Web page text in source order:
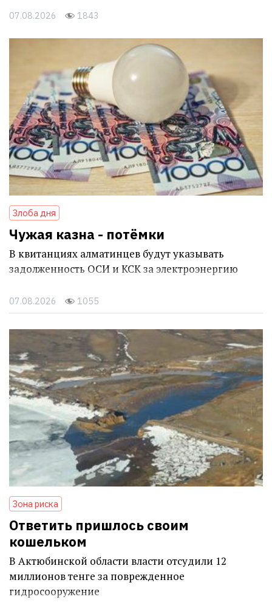
07.08.2026 1843
Злоба дня
Чужая казна - потёмки
В квитанциях алматинцев будут указывать
задолженность ОСИ и КСК за электроэнергию
07.08.2026 1055
Зона риска
Ответить пришлось своим
кошельком
В Актюбинской области власти отсудили 12
миллионов тенге за поврежденное
гидросооружение